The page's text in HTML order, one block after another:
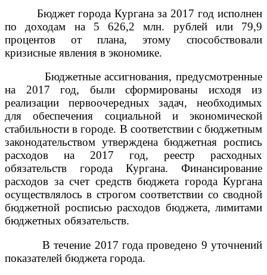
Бюджет города Кургана за 2017 год исполнен
по доходам на 5 626,2 млн. рублей или 79,9
процентов от плана, этому способствовали
кризисные явления в экономике.
Бюджетные ассигнования, предусмотренные
на 2017 год, были сформированы исходя из
реализации первоочередных задач, необходимых
для обеспечения социальной и экономической
стабильности в городе. В соответствии с бюджетным
законодательством утверждена бюджетная роспись
расходов на 2017 год, реестр расходных
обязательств города Кургана. Финансирование
расходов за счет средств бюджета города Кургана
осуществлялось в строгом соответствии со сводной
бюджетной росписью расходов бюджета, лимитами
бюджетных обязательств.
В течение 2017 года проведено 9 уточнений
показателей бюджета города.